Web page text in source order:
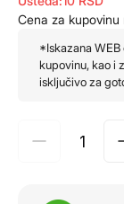
Cena za kupovinu
*Iskazana WEB
kupovinu, kao i
isključivo za